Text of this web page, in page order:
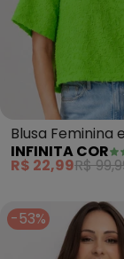
Blusa Feminina
Cocai (Verde)
INFINITA COR
R$ 22,99R$
-53%